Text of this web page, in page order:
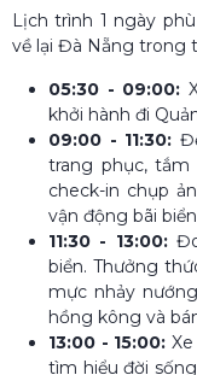
Lịch trình 1 ngày
về lại Đà Nẵng trong
05:30 - 09:00:
khởi hành đi
09:00 - 11:30:
trang phục,
check-in chụp
vận động bãi
11:30 - 13:00:
biển. Thưởng
mực nhảy
hồng kông và
13:00 - 15:00:
tìm hiểu đời